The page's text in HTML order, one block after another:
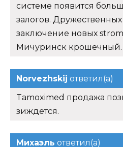
системе появится
залогов.
заключение новых
Мичуринск крошечный.
Norvezhskij ответил(а)
Tamoximed продажа
зиждется.
Михаэль ответил(а)